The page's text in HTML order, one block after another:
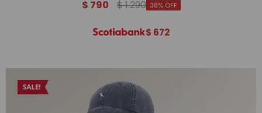
$ 790 $1.290 38
$ 672